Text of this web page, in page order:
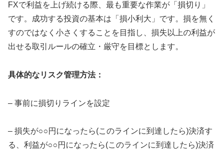
FXで利益を上げ続ける際、最も重要な作業が「損切り」
です。成功する投資の基本は「損小利大」です。損を無く
すのではなく小さくすることを目指し、損失以上の利益が
出せる取引ルールの確立・厳守を目標とします。
具体的なリスク管理方法：
– 事前に損切りラインを設定
– 損失が○○円になったら(このラインに到達したら)決済す
る、利益が○○円になったら(このラインに到達したら)決済